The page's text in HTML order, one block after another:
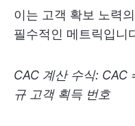
이는 고객 확보 노력
필수적인 메트릭입니
CAC 계산 수식: CAC
규 고객 획득 번호